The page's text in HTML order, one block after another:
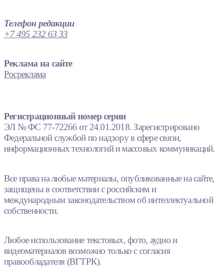
Телефон редакции
+7 495 232 63 33
Реклама на сайте
Росреклама
Регистрационный номер серии
ЭЛ № ФС 77-72266 от 24.01.2018. Зарегистрировано
Федеральной службой по надзору в сфере связи,
информационных технологий и массовых коммуникаций.
Все права на любые материалы, опубликованные на сайте,
защищены в соответствии с российским и
международным законодательством об интеллектуальной
собственности.
Любое использование текстовых, фото, аудио и
видеоматериалов возможно только с согласия
правообладателя (ВГТРК).